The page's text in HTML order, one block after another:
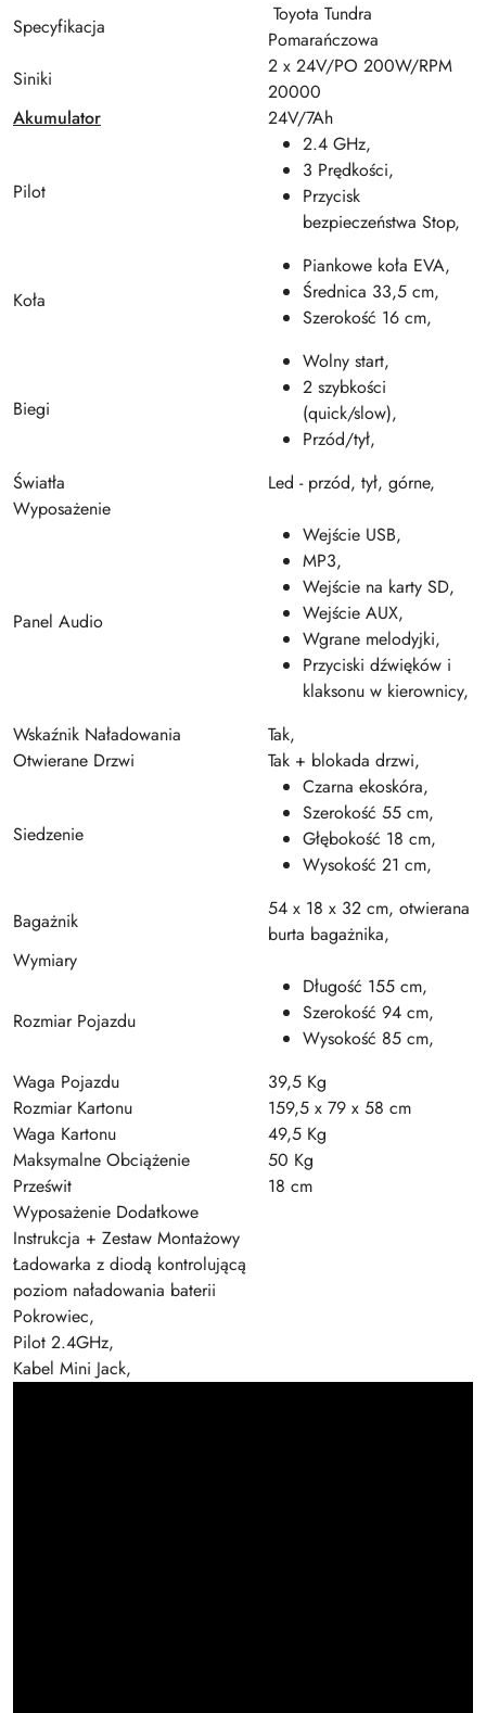
Specyfikacja
Toyota Tundra
Pomarańczowa
Siniki
2 x 24V/PO 200W/RPM
20000
Akumulator
24V/7Ah
Pilot
2.4 GHz,
3 Prędkości,
Przycisk
bezpieczeństwa Stop,
Koła
Piankowe koła EVA,
Średnica 33,5 cm,
Szerokość 16 cm,
Biegi
Wolny start,
2 szybkości
(quick/slow),
Przód/tył,
Światła
Led - przód, tył, górne,
Wyposażenie
Panel Audio
Wejście USB,
MP3,
Wejście na karty SD,
Wejście AUX,
Wgrane melodyjki,
Przyciski dźwięków i
klaksonu w kierownicy,
Wskaźnik Naładowania
Tak,
Otwierane Drzwi
Tak + blokada drzwi,
Siedzenie
Czarna ekoskóra,
Szerokość 55 cm,
Głębokość 18 cm,
Wysokość 21 cm,
Bagażnik
54 x 18 x 32 cm, otwierana
burta bagażnika,
Wymiary
Rozmiar Pojazdu
Długość 155 cm,
Szerokość 94 cm,
Wysokość 85 cm,
Waga Pojazdu
39,5 Kg
Rozmiar Kartonu
159,5 x 79 x 58 cm
Waga Kartonu
49,5 Kg
Maksymalne Obciążenie
50 Kg
Prześwit
18 cm
Wyposażenie Dodatkowe
Instrukcja + Zestaw Montażowy
Ładowarka z diodą kontrolującą
poziom naładowania baterii
Pokrowiec,
Pilot 2.4GHz,
Kabel Mini Jack,